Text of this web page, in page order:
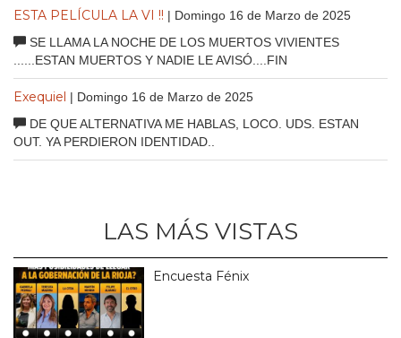
ESTA PELÍCULA LA VI !! | Domingo 16 de Marzo de 2025
SE LLAMA LA NOCHE DE LOS MUERTOS VIVIENTES
......ESTAN MUERTOS Y NADIE LE AVISÓ....FIN
Exequiel | Domingo 16 de Marzo de 2025
DE QUE ALTERNATIVA ME HABLAS, LOCO. UDS. ESTAN
OUT. YA PERDIERON IDENTIDAD..
LAS MÁS VISTAS
Encuesta Fénix